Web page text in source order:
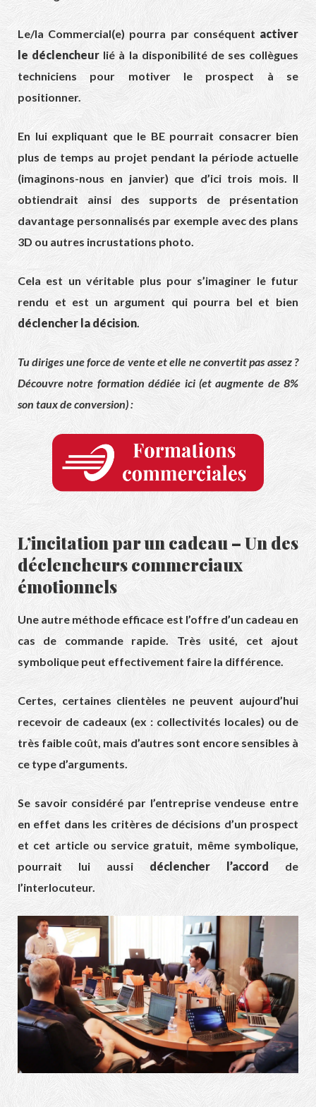
Le/la Commercial(e) pourra par conséquent activer
le déclencheur lié à la disponibilité de ses collègues
techniciens pour motiver le prospect à se
positionner.
En lui expliquant que le BE pourrait consacrer bien
plus de temps au projet pendant la période actuelle
(imaginons-nous en janvier) que d’ici trois mois. Il
obtiendrait ainsi des supports de présentation
davantage personnalisés par exemple avec des plans
3D ou autres incrustations photo.
Cela est un véritable plus pour s’imaginer le futur
rendu et est un argument qui pourra bel et bien
déclencher la décision.
Tu diriges une force de vente et elle ne convertit pas assez ?
Découvre notre formation dédiée ici (et augmente de 8%
son taux de conversion) :
L’incitation par un cadeau – Un des
déclencheurs commerciaux
émotionnels
Une autre méthode efficace est l’offre d’un cadeau en
cas de commande rapide. Très usité, cet ajout
symbolique peut effectivement faire la différence.
Certes, certaines clientèles ne peuvent aujourd’hui
recevoir de cadeaux (ex : collectivités locales) ou de
très faible coût, mais d’autres sont encore sensibles à
ce type d’arguments.
Se savoir considéré par l’entreprise vendeuse entre
en effet dans les critères de décisions d’un prospect
et cet article ou service gratuit, même symbolique,
pourrait lui aussi déclencher l’accord de
l’interlocuteur.